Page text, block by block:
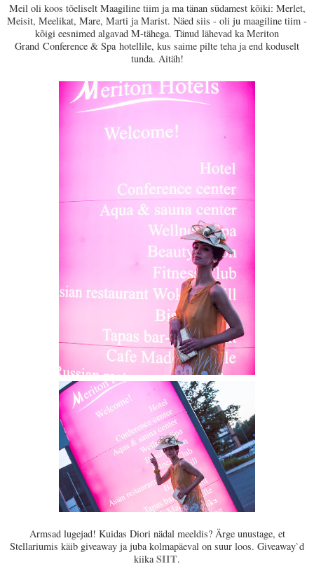
Meil oli koos tõeliselt Maagiline tiim ja ma tänan südamest kõiki: Merlet,
Meisit, Meelikat, Mare, Marti ja Marist. Näed siis - oli ju maagiline tiim -
kõigi eesnimed algavad M-tähega. Tänud lähevad ka Meriton
Grand Conference & Spa hotellile, kus saime pilte teha ja end koduselt
tunda. Aitäh!
Armsad lugejad! Kuidas Diori nädal meeldis? Ärge unustage, et
Stellariumis käib giveaway ja juba kolmapäeval on suur loos. Giveaway`d
kiikaSIIT.